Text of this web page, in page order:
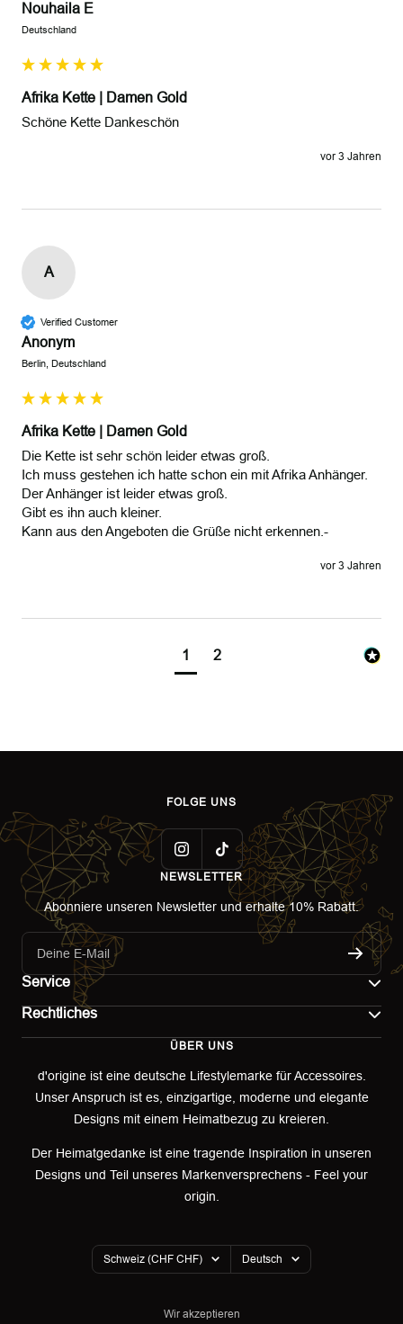
Nouhaila E
Deutschland
Afrika Kette | Damen Gold
Schöne Kette Dankeschön
vor 3 Jahren
A
Verified Customer
Anonym
Berlin, Deutschland
Afrika Kette | Damen Gold
Die Kette ist sehr schön leider etwas groß.
Ich muss gestehen ich hatte schon ein mit Afrika Anhänger.
Der Anhänger ist leider etwas groß.
Gibt es ihn auch kleiner.
vor 3 Jahren
1 2
FOLGE UNS
NEWSLETTER
Abonniere unseren Newsletter und erhalte 10% Rabatt.
Deine E-Mail
Service
Retoure & Umtausch
Retourenportal
Rechtliches
AGB
Widerrufsbelehrung
ÜBER UNS
d'origine ist eine deutsche Lifestylemarke für Accessoires.
Unser Anspruch ist es, einzigartige, moderne und elegante
Designs mit einem Heimatbezug zu kreieren.
Der Heimatgedanke ist eine tragende Inspiration in unseren
Designs und Teil unseres Markenversprechens - Feel your
origin.
Land/Region
Schweiz (CHF CHF) Sprache
Deutsch
Wir akzeptieren